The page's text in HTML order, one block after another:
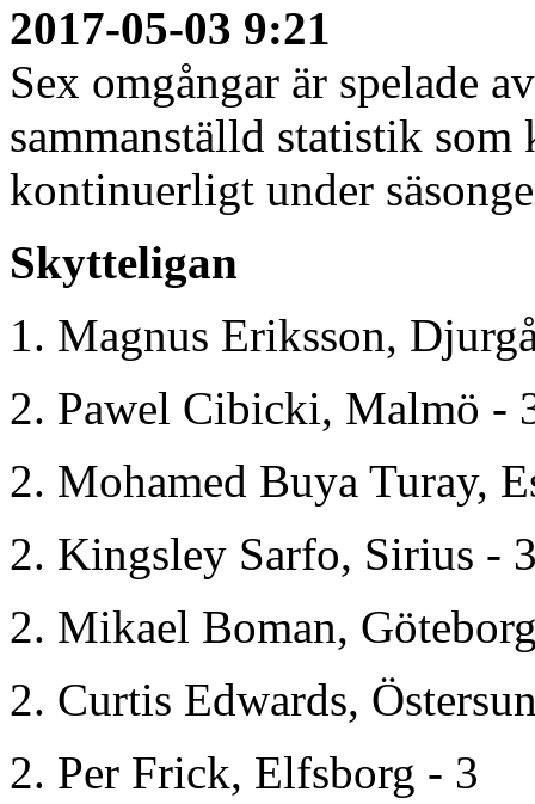
2017-05-03 9:21
Sex omgångar är spelade
sammanställd statistik som
kontinuerligt under
Skytteligan
1. Magnus Eriksson,
2. Pawel Cibicki, Malmö -
2. Mohamed Buya Turay,
2. Kingsley Sarfo, Sirius -
2. Mikael Boman,
2. Curtis Edwards,
2. Per Frick, Elfsborg - 3